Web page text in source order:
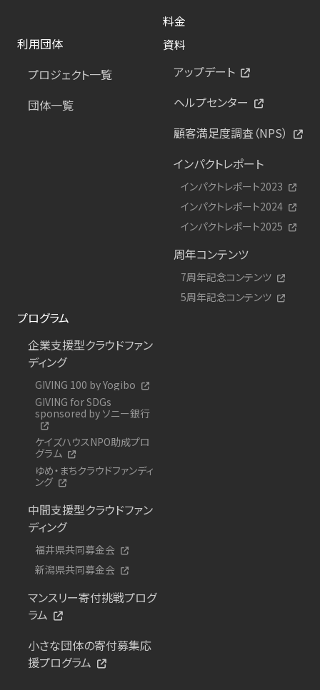
料金
利用団体
プロジェクト一覧
団体一覧
資料
アップデート
ヘルプセンター
顧客満足度調査（NPS）
インパクトレポート
インパクトレポート2023
インパクトレポート2024
インパクトレポート2025
周年コンテンツ
7周年記念コンテンツ
5周年記念コンテンツ
プログラム
企業支援型クラウドファン
ディング
GIVING 100 by Yogibo
GIVING for SDGs
sponsored by ソニー銀行
ケイズハウスNPO助成プロ
グラム
ゆめ・まちクラウドファンディ
ング
中間支援型クラウドファン
ディング
福井県共同募金会
新潟県共同募金会
マンスリー寄付挑戦プログ
ラム
小さな団体の寄付募集応
援プログラム